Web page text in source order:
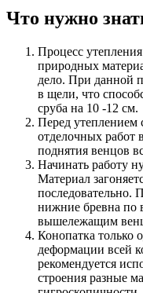
Что нужно
Процесс
природных
дело. При данной
в щели, что
сруба на 10 -12 см.
Перед утеплением
отделочных работ
поднятия венцов
Начинать работу
Материал
последовательно.
нижние бревна по
вышележащим
Конопатка только
деформации всей
рекомендуется
строения разные